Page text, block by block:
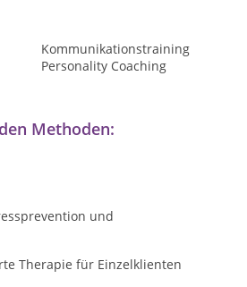
Kommunikationstraining
Personality Coaching
Methoden:
und
Therapie für Einzelklienten